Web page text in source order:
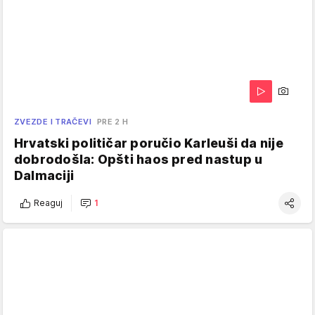
ZVEZDE I TRAČEVI PRE 2 H
Hrvatski političar poručio Karleuši da nije
dobrodošla: Opšti haos pred nastup u
Dalmaciji
Reaguj 1